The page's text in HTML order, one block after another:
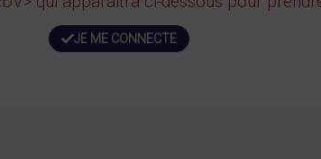
JE ME CONNECTE